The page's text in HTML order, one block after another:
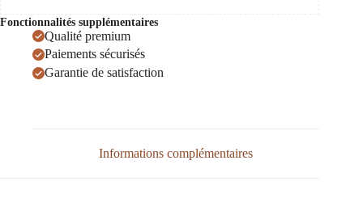
Fonctionnalités supplémentaires
Qualité premium
Paiements sécurisés
Garantie de satisfaction
Informations complémentaires